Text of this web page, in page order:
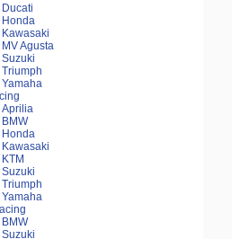
Ducati
Honda
Kawasaki
MV Agusta
Suzuki
Triumph
Yamaha
Aprilia
BMW
Honda
Kawasaki
KTM
Suzuki
Triumph
Yamaha
BMW
Suzuki